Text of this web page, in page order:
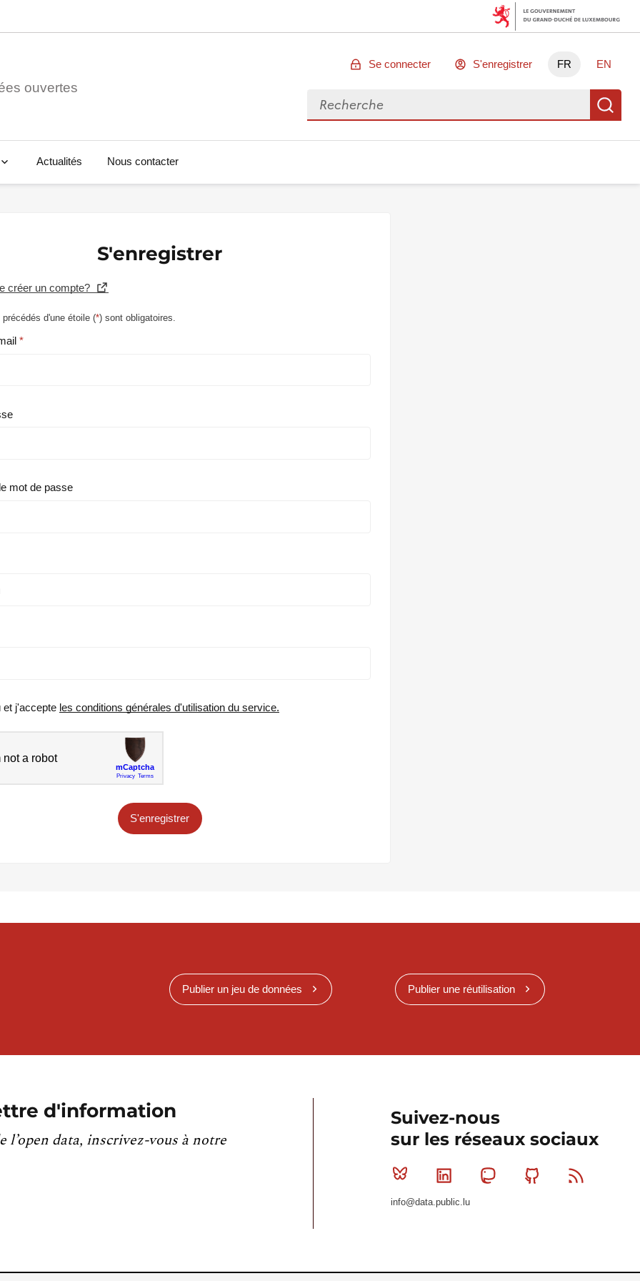
ouvertes
Se connecter S'enregistrer FR EN
Rechercher des données
Actualités Nous contacter
S'enregistrer
créer un compte?
d'une étoile (*) sont obligatoires.
mot de passe
et j'accepte les conditions générales d'utilisation du service.
S'enregistrer
Publier un jeu de données Publier une réutilisation
d'information
l’open data, inscrivez-vous à notre
Suivez-nous
sur les réseaux sociaux
Bluesky Linkedin MastodonGithub
info@data.public.lu